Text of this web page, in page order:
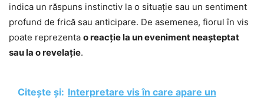
indica un răspuns instinctiv la o situație sau un sentiment
profund de frică sau anticipare. De asemenea, fiorul în vis
poate reprezenta o reacție la un eveniment neașteptat
sau la o revelație.
Citește și: Interpretare vis în care apare un